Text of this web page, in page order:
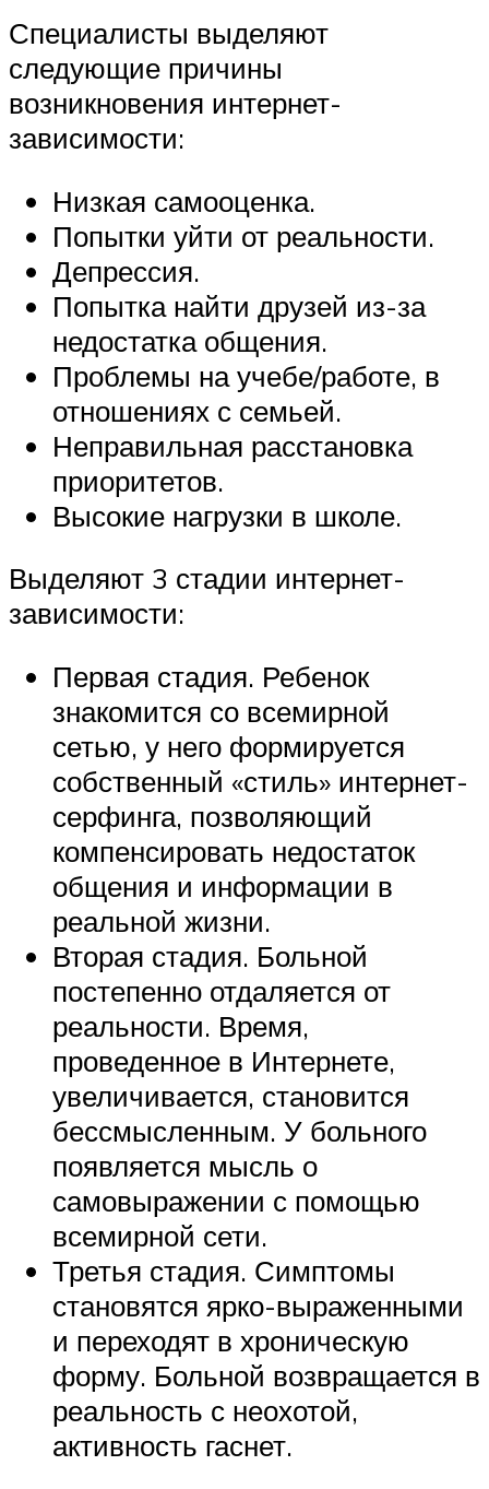
Специалисты выделяют
следующие причины
возникновения интернет-
зависимости:
Низкая самооценка.
Попытки уйти от реальности.
Депрессия.
Попытка найти друзей из-за
недостатка общения.
Проблемы на учебе/работе, в
отношениях с семьей.
Неправильная расстановка
приоритетов.
Высокие нагрузки в школе.
Выделяют 3 стадии интернет-
зависимости:
Первая стадия. Ребенок
знакомится со всемирной
сетью, у него формируется
собственный «стиль» интернет-
серфинга, позволяющий
компенсировать недостаток
общения и информации в
реальной жизни.
Вторая стадия. Больной
постепенно отдаляется от
реальности. Время,
проведенное в Интернете,
увеличивается, становится
бессмысленным. У больного
появляется мысль о
самовыражении с помощью
всемирной сети.
Третья стадия. Симптомы
становятся ярко-выраженными
и переходят в хроническую
форму. Больной возвращается в
реальность с неохотой,
активность гаснет.